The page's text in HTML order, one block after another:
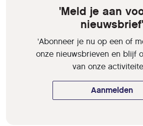
'Meld je aan
nieuwsbrief'
'Abonneer je nu op een of
onze nieuwsbrieven en blijf
van onze
Aanmelden